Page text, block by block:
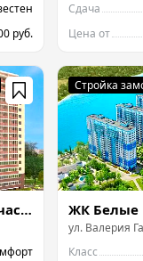
руб.
Сдача
Цена от
ЖК Территория счастья на Домбайской ЖК Белые
ул. Валерия
Класс